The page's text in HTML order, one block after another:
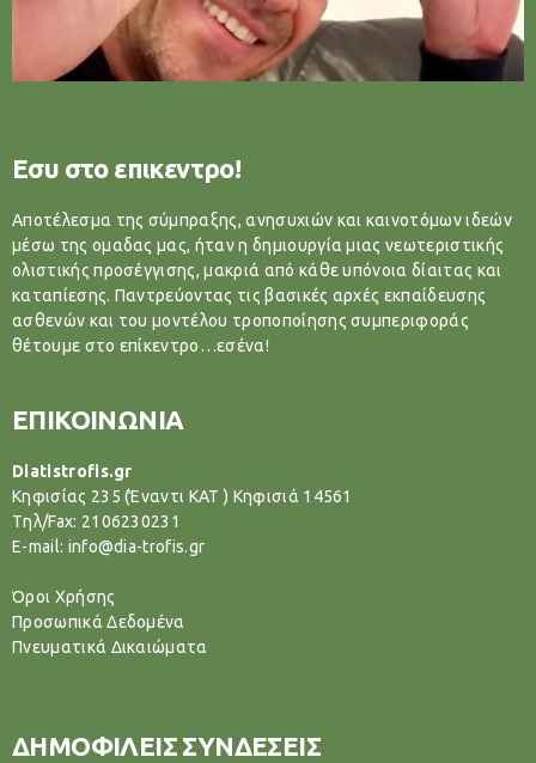
Εσυ στο επικεντρο!
Αποτέλεσμα της σύμπραξης, ανησυχιών και καινοτόμων ιδεών
μέσω της ομαδας μας, ήταν η δημιουργία μιας νεωτεριστικής
ολιστικής προσέγγισης, μακριά από κάθε υπόνοια δίαιτας και
καταπίεσης. Παντρεύοντας τις βασικές αρχές εκπαίδευσης
ασθενών και του μοντέλου τροποποίησης συμπεριφοράς
θέτουμε στο επίκεντρο…εσένα!
ΕΠΙΚΟΙΝΩΝΙΑ
Diatistrofis.gr
Κηφισίας 235 (Έναντι ΚΑΤ ) Κηφισιά 14561
Tηλ/Fax: 2106230231
E-mail: info@dia-trofis.gr
Όροι Χρήσης
Προσωπικά Δεδομένα
Πνευματικά Δικαιώματα
ΔΗΜΟΦΙΛΕΙΣ ΣΥΝΔΕΣΕΙΣ